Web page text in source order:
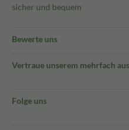
sicher und bequem
Bewerte uns
Vertraue unserem mehrfach
Folge uns